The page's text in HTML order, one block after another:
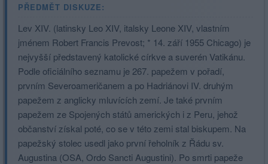
PŘEDMĚT DISKUZE:
Lev XIV. (latinsky Leo XIV, italsky Leone XIV, vlastním
jménem Robert Francis Prevost; * 14. září 1955 Chicago) je
nejvyšší představený katolické církve a suverén Vatikánu.
Podle oficiálního seznamu je 267. papežem v pořadí,
prvním Severoameričanem a po Hadriánovi IV. druhým
papežem z anglicky mluvících zemí. Je také prvním
papežem ze Spojených států amerických i z Peru, jehož
občanství získal poté, co se v této zemi stal biskupem. Na
papežský stolec usedl jako první řeholník z Řádu sv.
Augustina (OSA, Ordo Sancti Augustini). Po smrti papeže